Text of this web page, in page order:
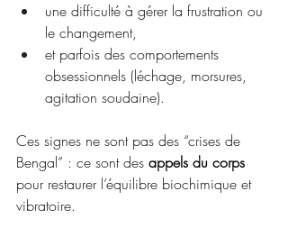
une difficulté à gérer la frustration ou
le changement,
et parfois des comportements
obsessionnels (léchage, morsures,
agitation soudaine).
Ces signes ne sont pas des “crises de
Bengal” : ce sont des appels du corps
pour restaurer l’équilibre biochimique et
vibratoire.